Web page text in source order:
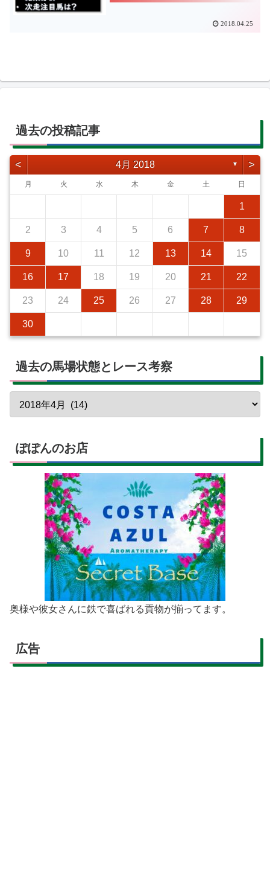
2018.04.25
過去の投稿記事
< 4月 2018 ▼ >
月 火 水 木 金 土 日
1
2 3 4 5 6 7 8
9 10 11 12 13 14 15
16 17 18 19 20 21 22
23 24 25 26 27 28 29
30
過去の馬場状態とレース考察
ぽぽんのお店
奥様や彼女さんに鉄で喜ばれる貢物が揃ってます。
広告